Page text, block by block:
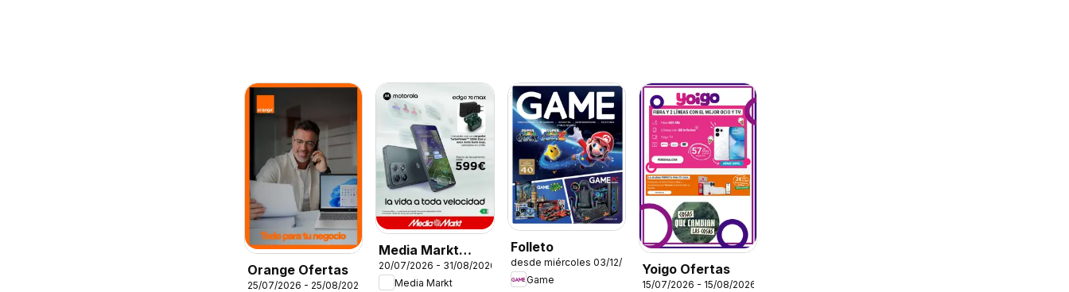
Orange Ofertas
25/07/2026 - 25/08/2026
Media Markt
Folleto
20/07/2026 - 31/08/2026
Media Markt
Folleto
desde miércoles 03/12/2025
Game
Yoigo Ofertas
15/07/2026 - 15/08/2026